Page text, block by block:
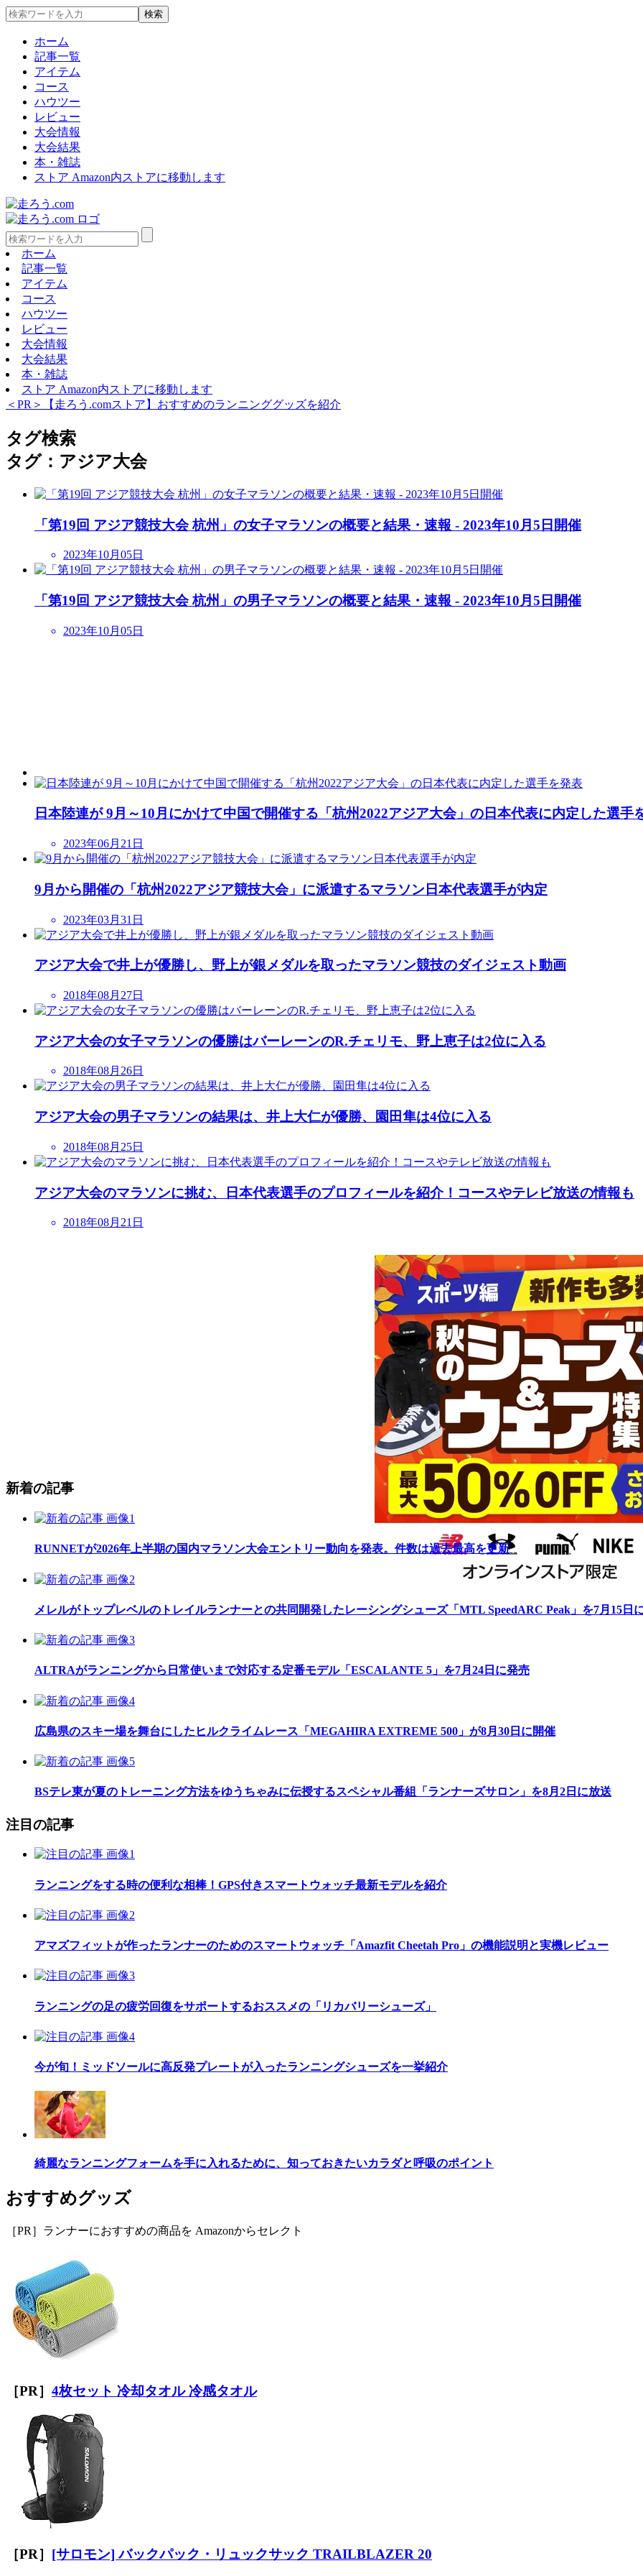
ホーム
記事一覧
アイテム
コース
ハウツー
レビュー
大会情報
大会結果
本・雑誌
ストア Amazon内ストアに移動します
ホーム
記事一覧
アイテム
コース
ハウツー
レビュー
大会情報
大会結果
本・雑誌
ストア Amazon内ストアに移動します
＜PR＞【走ろう.comストア】おすすめのランニンググッズを紹介
タグ検索
タグ：アジア大会
「第19回 アジア競技大会 杭州」の女子マラソンの概要と結果・速報 - 2023年10月5日開催
2023年10月05日
「第19回 アジア競技大会 杭州」の男子マラソンの概要と結果・速報 - 2023年10月5日開催
2023年10月05日
日本陸連が 9月～10月にかけて中国で開催する「杭州2022アジア大会」の日本代表に内定した選手
2023年06月21日
9月から開催の「杭州2022アジア競技大会」に派遣するマラソン日本代表選手が内定
2023年03月31日
アジア大会で井上が優勝し、野上が銀メダルを取ったマラソン競技のダイジェスト動画
2018年08月27日
アジア大会の女子マラソンの優勝はバーレーンのR.チェリモ、野上恵子は2位に入る
2018年08月26日
アジア大会の男子マラソンの結果は、井上大仁が優勝、園田隼は4位に入る
2018年08月25日
アジア大会のマラソンに挑む、日本代表選手のプロフィールを紹介！コースやテレビ放送の情報も
2018年08月21日
新着の記事
RUNNETが2026年上半期の国内マラソン大会エントリー動向を発表。件数は過去最高を更新
メレルがトップレベルのトレイルランナーとの共同開発したレーシングシューズ「MTL SpeedARC Peak」を7月15日
ALTRAがランニングから日常使いまで対応する定番モデル「ESCALANTE 5」を7月24日に発売
広島県のスキー場を舞台にしたヒルクライムレース「MEGAHIRA EXTREME 500」が8月30日に開催
BSテレ東が夏のトレーニング方法をゆうちゃみに伝授するスペシャル番組「ランナーズサロン」を8月2日に放送
注目の記事
ランニングをする時の便利な相棒！GPS付きスマートウォッチ最新モデルを紹介
アマズフィットが作ったランナーのためのスマートウォッチ「Amazfit Cheetah Pro」の機能説明と実機レビュー
ランニングの足の疲労回復をサポートするおススメの「リカバリーシューズ」
今が旬！ミッドソールに高反発プレートが入ったランニングシューズを一挙紹介
綺麗なランニングフォームを手に入れるために、知っておきたいカラダと呼吸のポイント
おすすめグッズ
［PR］ランナーにおすすめの商品を Amazonからセレクト
［PR］ 4枚セット 冷却タオル 冷感タオル
［PR］ [サロモン] バックパック・リュックサック TRAILBLAZER 20